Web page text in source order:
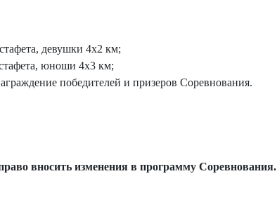
девушки 4х2 км;
юноши 4х3 км;
победителей и призеров Соревнования.
вносить изменения в программу Соревнования.